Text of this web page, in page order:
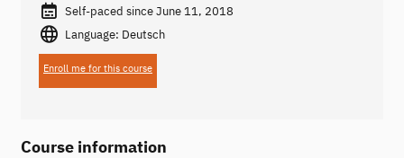
Self-paced since June 11, 2018
Language: Deutsch
Enroll me for this course
Course information